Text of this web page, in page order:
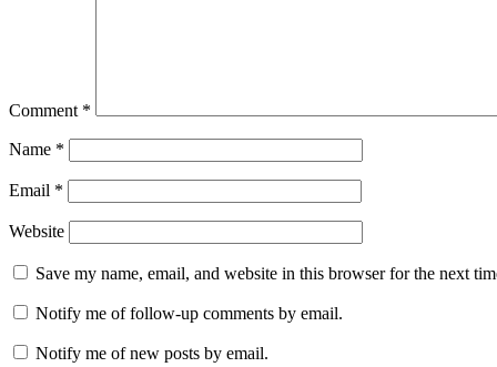
Comment *
Name *
Email *
Website
Save my name, email, and website in this browser for the next
Notify me of follow-up comments by email.
Notify me of new posts by email.